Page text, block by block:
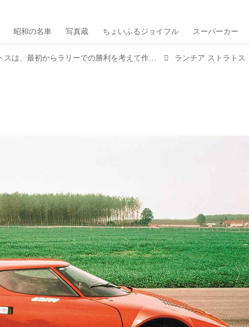
昭和の名車 写真蔵 ちょいふるジョイフル スーパーカー
ランチア ストラトスは、最初からラリーでの勝利を考えて作られたマシンだった【スーパーカークロニクル・完全版／014】 ランチア ストラトス